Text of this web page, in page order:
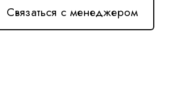
Связаться с менеджером